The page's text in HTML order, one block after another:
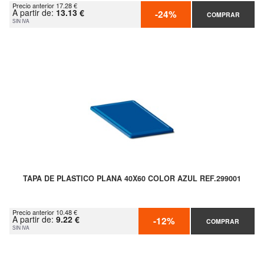
Precio anterior 17.28 €
A partir de: 13.13 €
SIN IVA -24% COMPRAR
TAPA DE PLASTICO PLANA 40X60 COLOR AZUL REF.299001
Precio anterior 10.48 €
A partir de: 9.22 €
SIN IVA -12% COMPRAR